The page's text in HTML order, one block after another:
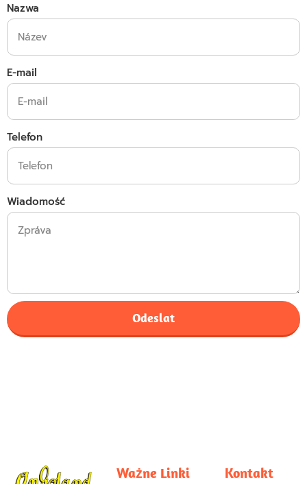
Nazwa
E-mail
Telefon
Wiadomość
Odeslat
Ważne Linki Kontakt